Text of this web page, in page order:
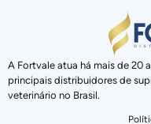
A Fortvale atua há mais de 20
principais distribuidores de
veterinário no Brasil.